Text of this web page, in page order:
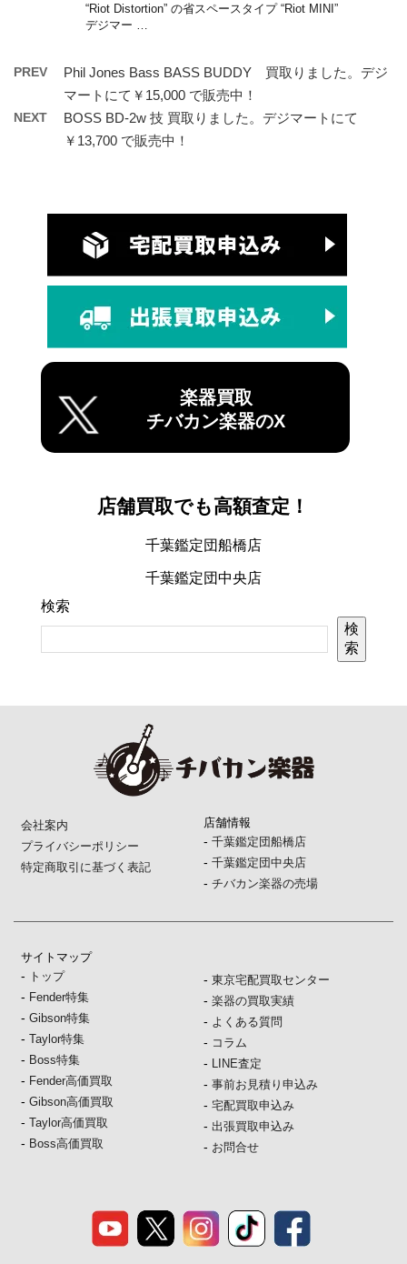
“Riot Distortion” の省スペースタイプ “Riot MINI”
デジマー …
PREV
Phil Jones Bass BASS BUDDY 買取りました。デジ
マートにて￥15,000 で販売中！
NEXT
BOSS BD-2w 技 買取りました。デジマートにて
￥13,700 で販売中！
楽器買取
チバカン楽器のX
店舗買取でも高額査定！
千葉鑑定団船橋店
千葉鑑定団中央店
検索
検
索
会社案内
プライバシーポリシー
特定商取引に基づく表記
店舗情報
- 千葉鑑定団船橋店
- 千葉鑑定団中央店
- チバカン楽器の売場
サイトマップ
- トップ
- Fender特集
-Gibson特集
-Taylor特集
- Boss特集
- Fender高価買取
-Gibson高価買取
-Taylor高価買取
- Boss高価買取
- 東京宅配買取センター
- 楽器の買取実績
- よくある質問
- コラム
- LINE査定
- 事前お見積り申込み
- 宅配買取申込み
- 出張買取申込み
- お問合せ